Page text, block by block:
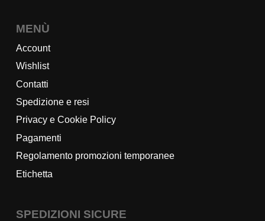
MENÙ
Account
Wishlist
Contatti
Spedizione e resi
Privacy e Cookie Policy
Pagamenti
Regolamento promozioni temporanee
Etichetta
SPEDIZIONI SICURE